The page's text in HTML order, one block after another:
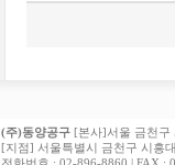
(주)동양공구 [본사]서울 금천구
[지점] 서울특별시 금천구 시흥